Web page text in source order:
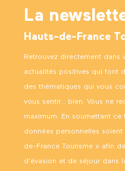
La
Hauts-de-France
Retrouvez directement dans
actualités positives qui font
des thématiques qui vous
vous sentir… bien. Vous ne
maximum. En soumettant ce
données personnelles
de-France Tourisme » afin
d’évasion et de séjour dans